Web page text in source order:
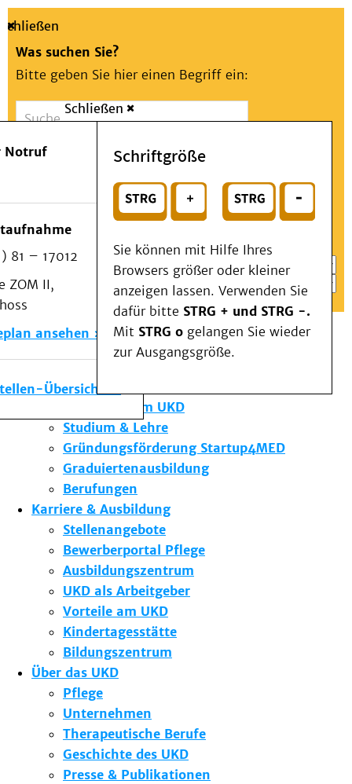
Suche
Schließen
Was suchen Sie?
Bitte geben Sie hier einen Begriff ein:
Suchen
oder
Wählen Sie ein Thema für Ihren Schnelleinstieg
Notfall
Schließen
Notruf
81 – 17012
ZOM II,
ansehen
Übersicht
Schriftgröße
Sie können mit Hilfe Ihres
Browsers größer oder kleiner
anzeigen lassen. Verwenden Sie
dafür bitte STRG + und STRG -.
Mit STRG o gelangen Sie wieder
zur Ausgangsgröße.
Menü
Patienten & Besucher
Kliniken/Institute/Zentren
Als Patient am UKD
Beratung und Unterstützung
Veranstaltungen
Kommunikation im Medizinwesen (KIM)
Notfall
Forschung & Lehre
Die Institute des UKD
Forschung am UKD
Studium & Lehre
Gründungsförderung Startup4MED
Graduiertenausbildung
Berufungen
Karriere & Ausbildung
Stellenangebote
Bewerberportal Pflege
Ausbildungszentrum
UKD als Arbeitgeber
Vorteile am UKD
Kindertagesstätte
Bildungszentrum
Über das UKD
Pflege
Unternehmen
Therapeutische Berufe
Geschichte des UKD
Presse & Publikationen